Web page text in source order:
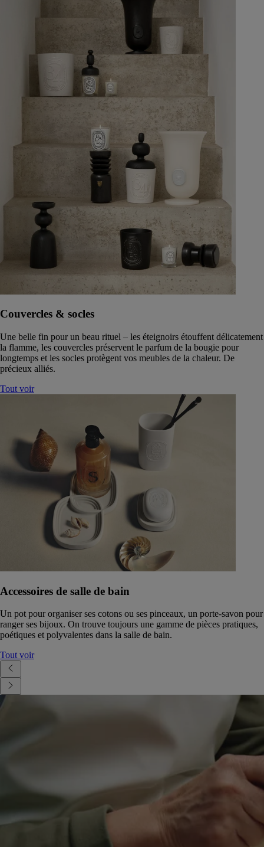
Couvercles & socles
Une belle fin pour un beau rituel – les éteignoirs étouffent délicatement
la flamme, les couvercles préservent le parfum de la bougie pour
longtemps et les socles protègent vos meubles de la chaleur. De
précieux alliés.
Tout voir
Accessoires de salle de bain
Un pot pour organiser ses cotons ou ses pinceaux, un porte-savon pour
ranger ses bijoux. On trouve toujours une gamme de pièces pratiques,
poétiques et polyvalentes dans la salle de bain.
Tout voir